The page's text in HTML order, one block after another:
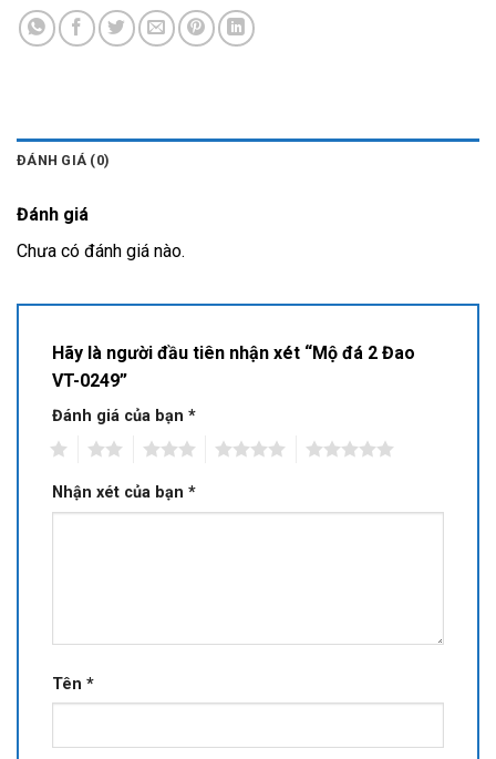
ĐÁNH GIÁ (0)
Đánh giá
Chưa có đánh giá nào.
Hãy là người đầu tiên nhận xét “Mộ đá 2 Đao
VT-0249”
Đánh giá của bạn *
Nhận xét của bạn *
Tên *